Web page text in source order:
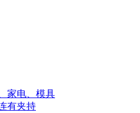
家电、模具
有夹持